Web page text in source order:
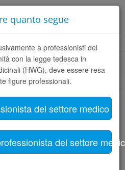
Prodotti Filtro prodotti
quanto segue
a professionisti del
con la legge tedesca in
(HWG), deve essere resa
figure professionali.
del settore medico
del settore